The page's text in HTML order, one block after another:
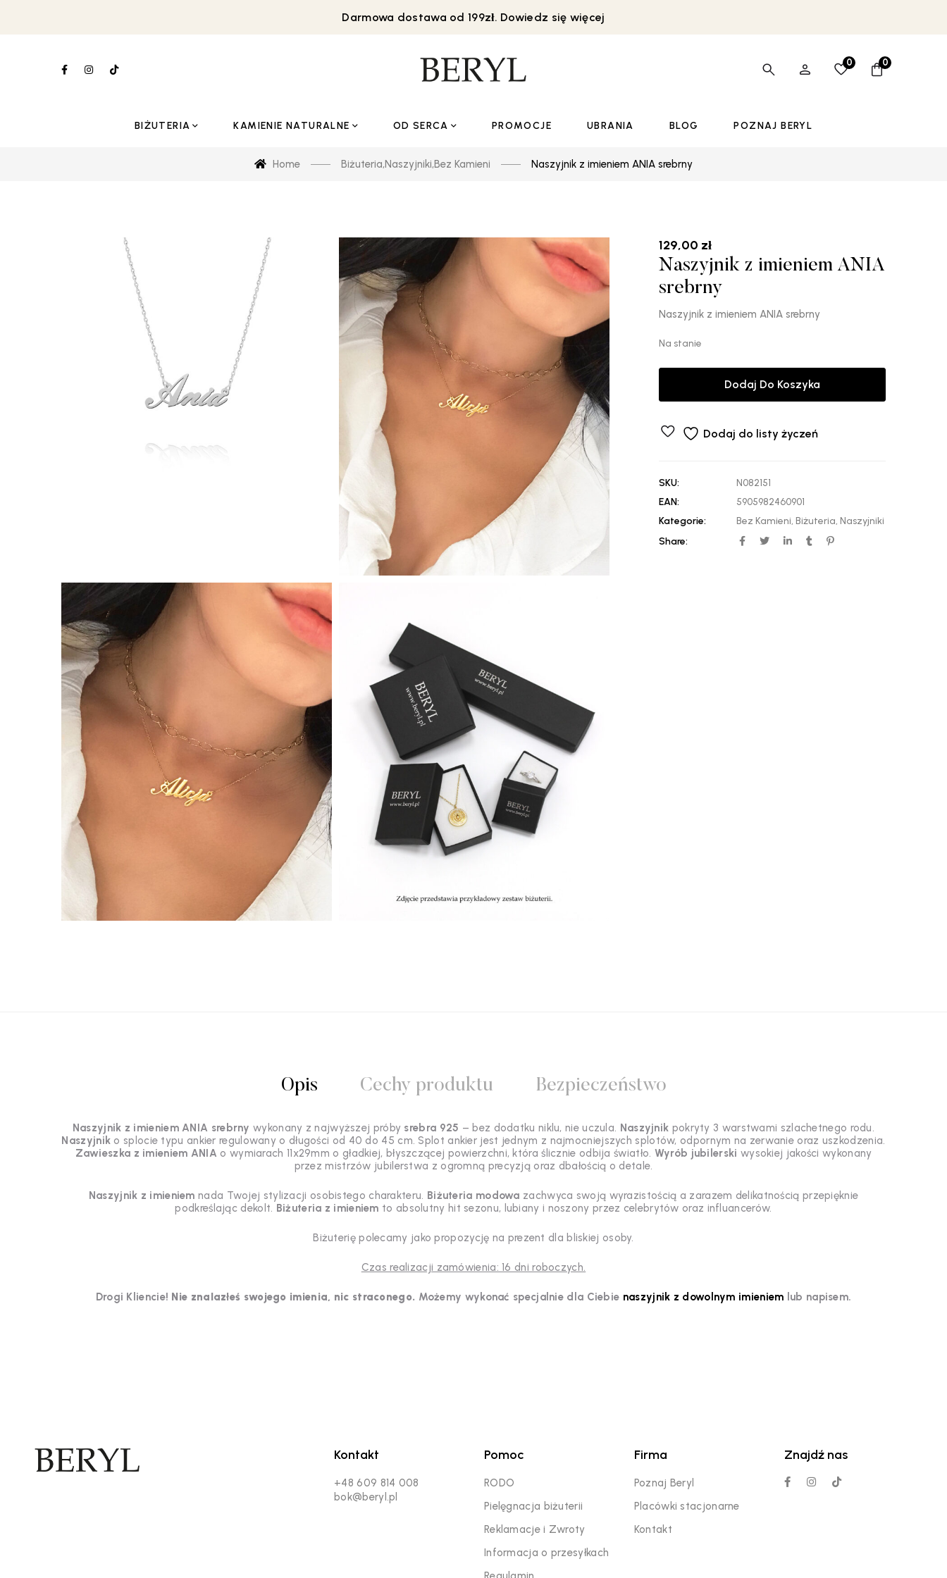
Darmowa dostawa od 199zł. Dowiedz się więcej
0 0
BIŻUTERIA KAMIENIE NATURALNE OD SERCA PROMOCJE UBRANIA BLOG POZNAJ BERYL
Home Biżuteria,Naszyjniki,Bez Kamieni Naszyjnik z imieniem ANIA srebrny
129,00 zł
Naszyjnik z imieniem ANIA
srebrny
Naszyjnik z imieniem ANIA srebrny
Na stanie
Dodaj Do Koszyka
Dodaj do listy życzeń
SKU:
N082151
EAN:
5905982460901
Kategorie:
Bez Kamieni, Biżuteria, Naszyjniki
Share:
Opis Cechy produktu Bezpieczeństwo
Naszyjnik z imieniem ANIA srebrnywykonany z najwyższej próby srebra 925 – bez dodatku niklu, nie uczula. Naszyjnik pokryty 3 warstwami szlachetnego rodu
Naszyjnik o splocie typu ankier regulowany o długości od 40 do 45 cm. Splot ankier jest jednym z najmocniejszych splotów, odpornym na zerwanie oraz uszkodzenia.
Zawieszka z imieniem ANIA o wymiarach 11x29mm o gładkiej, błyszczącej powierzchni, która ślicznie odbija światło. Wyrób jubilerski wysokiej jakości wykonany
przez mistrzów jubilerstwa z ogromną precyzją oraz dbałością o detale.
Naszyjnik z imieniemnada Twojej stylizacji osobistego charakteru. Biżuteria modowa zachwyca swoją wyrazistością a zarazem delikatnością przepięknie
podkreślając dekolt. Biżuteria z imieniem to absolutny hit sezonu, lubiany i noszony przez celebrytów oraz influancerów.
Biżuterię polecamy jako propozycję na prezent dla bliskiej osoby.
Czas realizacji zamówienia: 16 dni roboczych.
Drogi Kliencie! Nie znalazłeś swojego imienia, nic straconego. Możemy wykonać specjalnie dla Ciebie naszyjnik z dowolnym imieniem lub napisem.
Kontakt
+48 609 814 008
bok@beryl.pl
Pomoc
RODO
Pielęgnacja biżuterii
Reklamacje i Zwroty
Informacja o przesyłkach
Firma
Poznaj Beryl
Placówki stacjonarne
Kontakt
Znajdź nas